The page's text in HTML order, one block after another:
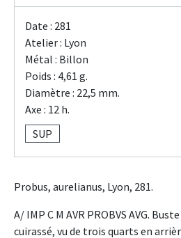
Date : 281
Atelier : Lyon
Métal : Billon
Poids : 4,61 g.
Diamètre : 22,5 mm.
Axe : 12 h.
SUP
Probus, aurelianus, Lyon, 281.
A/ IMP C M AVR PROBVS AVG.
cuirassé, vu de trois quarts en